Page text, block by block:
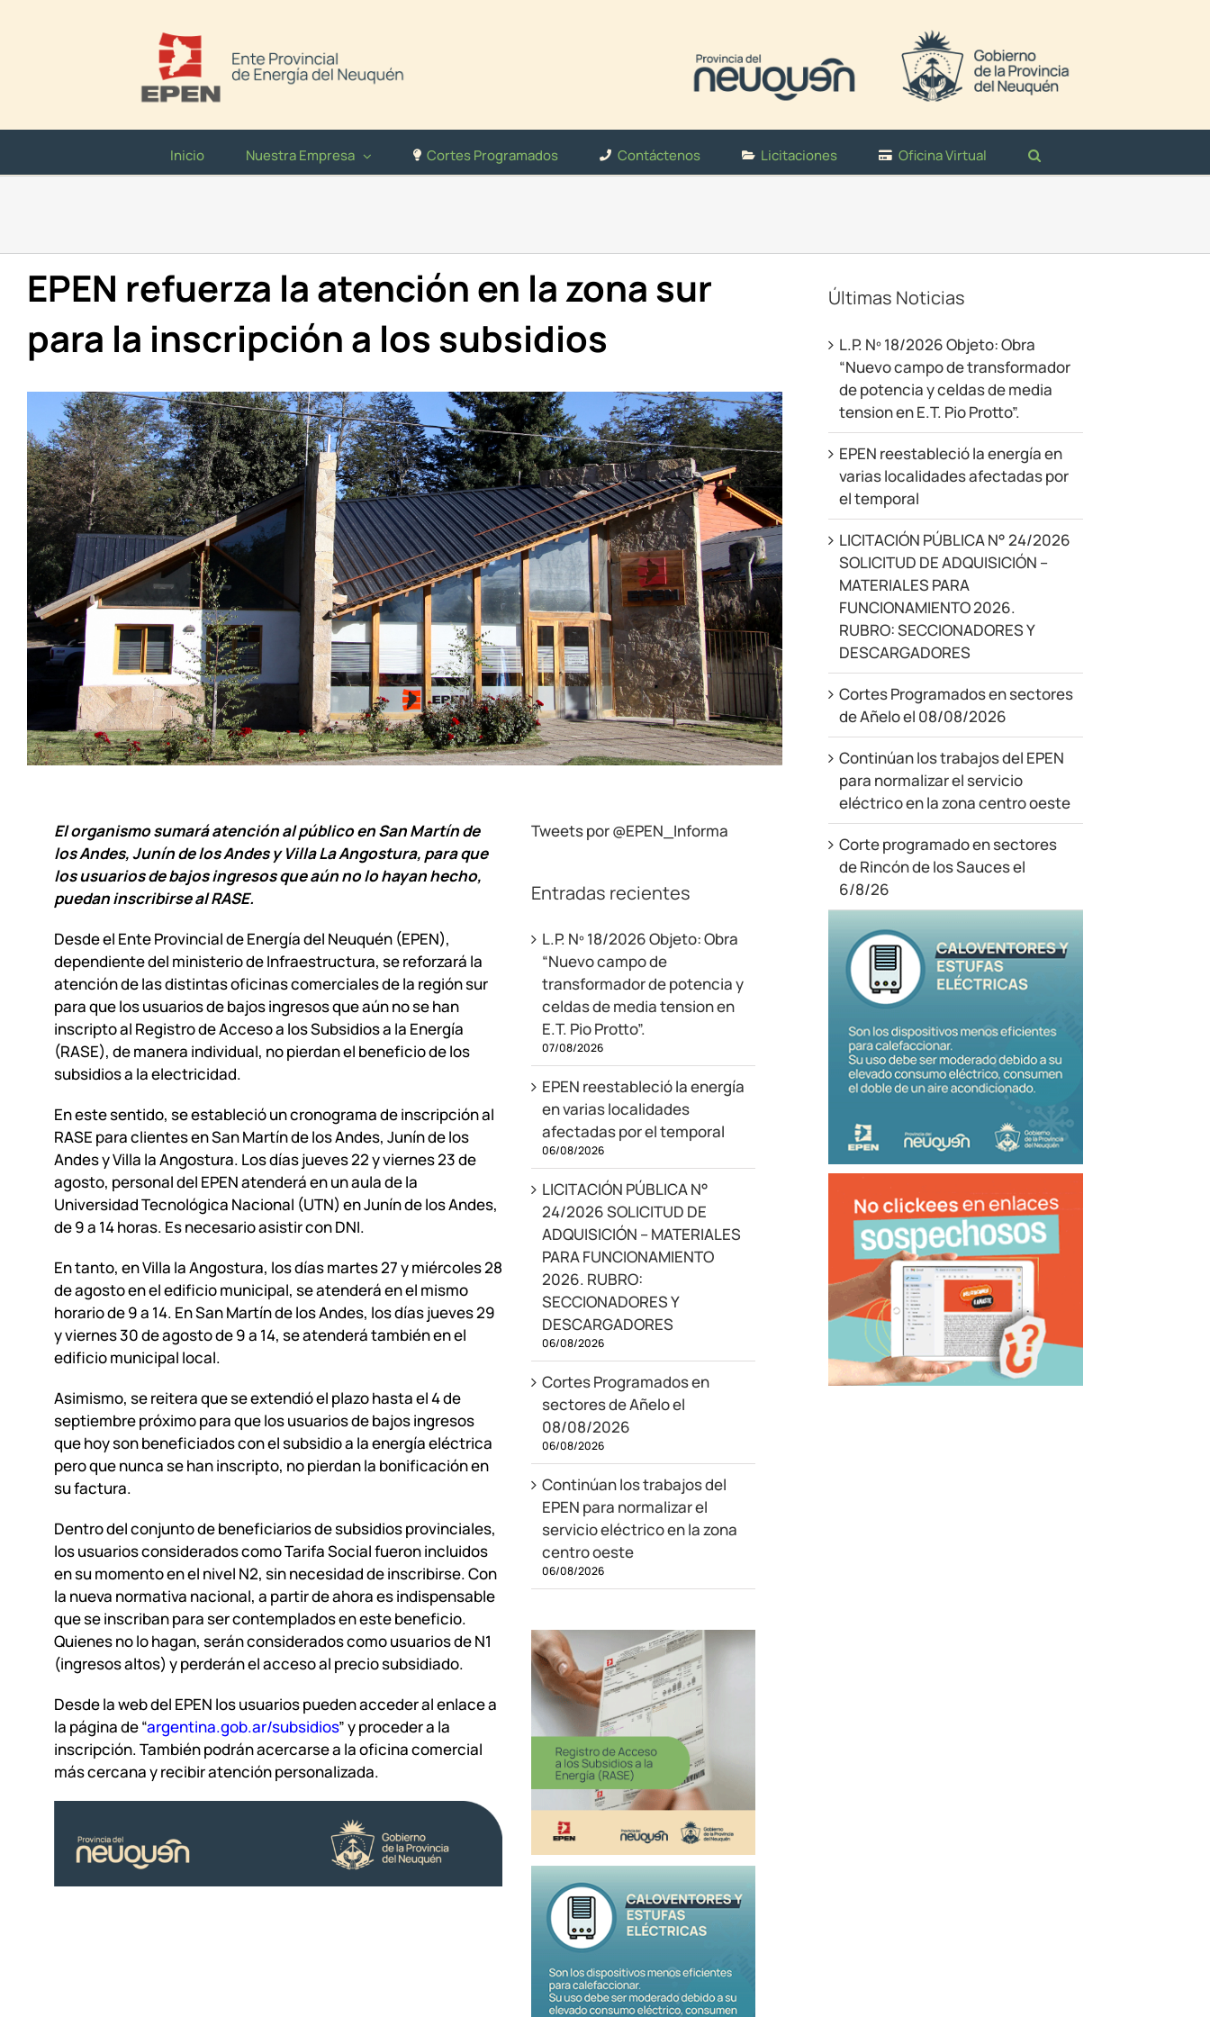
Inicio Nuestra Empresa Cortes Programados Contáctenos Licitaciones Oficina Virtual
EPEN refuerza la atención en la zona sur
para la inscripción a los subsidios
El organismo sumará atención al público en San Martín de
los Andes, Junín de los Andes y Villa La Angostura, para que
los usuarios de bajos ingresos que aún no lo hayan hecho,
puedan inscribirse al RASE.
Desde el Ente Provincial de Energía del Neuquén (EPEN),
dependiente del ministerio de Infraestructura, se reforzará la
atención de las distintas oficinas comerciales de la región sur
para que los usuarios de bajos ingresos que aún no se han
inscripto al Registro de Acceso a los Subsidios a la Energía
(RASE), de manera individual, no pierdan el beneficio de los
subsidios a la electricidad.
En este sentido, se estableció un cronograma de inscripción al
RASE para clientes en San Martín de los Andes, Junín de los
Andes y Villa la Angostura. Los días jueves 22 y viernes 23 de
agosto, personal del EPEN atenderá en un aula de la
Universidad Tecnológica Nacional (UTN) en Junín de los Andes,
de 9 a 14 horas. Es necesario asistir con DNI.
En tanto, en Villa la Angostura, los días martes 27 y miércoles 28
de agosto en el edificio municipal, se atenderá en el mismo
horario de 9 a 14. En San Martín de los Andes, los días jueves 29
y viernes 30 de agosto de 9 a 14, se atenderá también en el
edificio municipal local.
Asimismo, se reitera que se extendió el plazo hasta el 4 de
septiembre próximo para que los usuarios de bajos ingresos
que hoy son beneficiados con el subsidio a la energía eléctrica
pero que nunca se han inscripto, no pierdan la bonificación en
su factura.
Dentro del conjunto de beneficiarios de subsidios provinciales,
los usuarios considerados como Tarifa Social fueron incluidos
en su momento en el nivel N2, sin necesidad de inscribirse. Con
la nueva normativa nacional, a partir de ahora es indispensable
que se inscriban para ser contemplados en este beneficio.
Quienes no lo hagan, serán considerados como usuarios de N1
(ingresos altos) y perderán el acceso al precio subsidiado.
Desde la web del EPEN los usuarios pueden acceder al enlace a
la página de “argentina.gob.ar/subsidios” y proceder a la
inscripción. También podrán acercarse a la oficina comercial
más cercana y recibir atención personalizada.
Tweets por @EPEN_Informa
Entradas recientes
L.P. Nº 18/2026 Objeto: Obra
“Nuevo campo de
transformador de potencia y
celdas de media tension en
E.T. Pio Protto”.
07/08/2026
EPEN reestableció la energía
en varias localidades
afectadas por el temporal
06/08/2026
LICITACIÓN PÚBLICA N°
24/2026 SOLICITUD DE
ADQUISICIÓN – MATERIALES
PARA FUNCIONAMIENTO
2026. RUBRO:
SECCIONADORES Y
DESCARGADORES
06/08/2026
Cortes Programados en
sectores de Añelo el
08/08/2026
06/08/2026
Continúan los trabajos del
EPEN para normalizar el
servicio eléctrico en la zona
centro oeste
06/08/2026
Últimas Noticias
L.P. Nº 18/2026 Objeto: Obra
“Nuevo campo de transformador
de potencia y celdas de media
tension en E.T. Pio Protto”.
EPEN reestableció la energía en
varias localidades afectadas por
el temporal
LICITACIÓN PÚBLICA N° 24/2026
SOLICITUD DE ADQUISICIÓN –
MATERIALES PARA
FUNCIONAMIENTO 2026.
RUBRO: SECCIONADORES Y
DESCARGADORES
Cortes Programados en sectores
de Añelo el 08/08/2026
Continúan los trabajos del EPEN
para normalizar el servicio
eléctrico en la zona centro oeste
Corte programado en sectores
de Rincón de los Sauces el
6/8/26